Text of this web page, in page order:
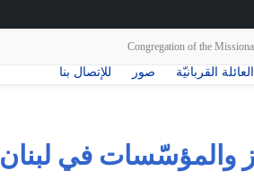
Congregation of the
العائلة القربانيّة صور للإتصال بنا
والمؤسّسات في لبنان